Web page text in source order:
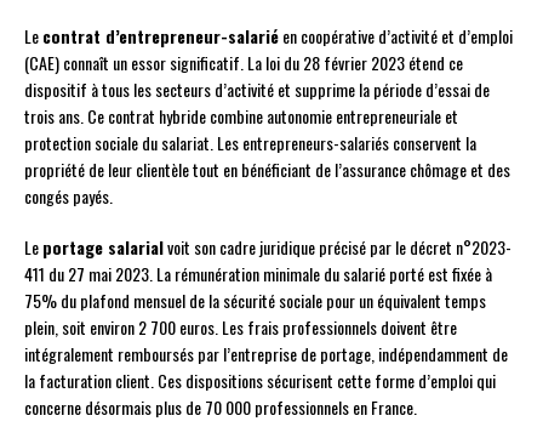
Lecontrat d’entrepreneur-salariéen coopérative d’activité et d’emploi
(CAE) connaît un essor significatif. La loi du 28 février 2023 étend ce
dispositif à tous les secteurs d’activité et supprime la période d’essai de
trois ans. Ce contrat hybride combine autonomie entrepreneuriale et
protection sociale du salariat. Les entrepreneurs-salariés conservent la
propriété de leur clientèle tout en bénéficiant de l’assurance chômage et des
congés payés.
Leportage salarialvoit son cadre juridique précisé par le décret n°2023-
411 du 27 mai 2023. La rémunération minimale du salarié porté est fixée à
75% du plafond mensuel de la sécurité sociale pour un équivalent temps
plein, soit environ 2 700 euros. Les frais professionnels doivent être
intégralement remboursés par l’entreprise de portage, indépendamment de
la facturation client. Ces dispositions sécurisent cette forme d’emploi qui
concerne désormais plus de 70 000 professionnels en France.